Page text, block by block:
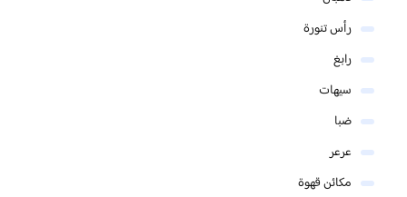
رأس تنورة
رابغ
سيهات
ضبا
عرعر
مكائن قهوة